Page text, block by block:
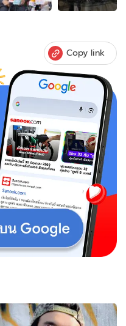
Copy link